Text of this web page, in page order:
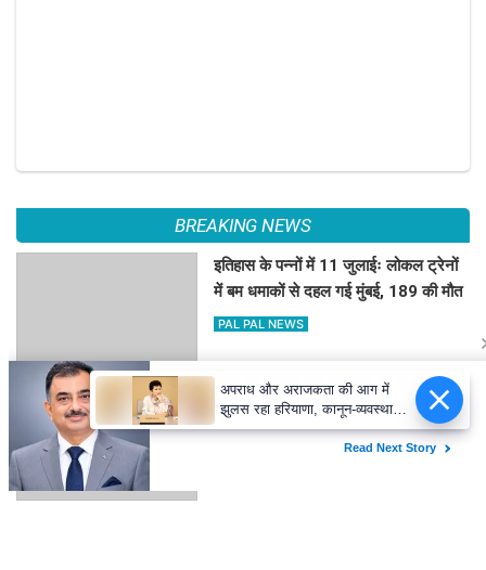
BREAKING NEWS
इतिहास के पन्नों में 11 जुलाईः लोकल ट्रेनों
में बम धमाकों से दहल गई मुंबई, 189 की मौत
PAL PAL NEWS
हिमाचल में कई जगह भारी वर्षा, 14 जुलाई तक
अलर्ट
अपराध और अराजकता की आग में
झुलस रहा हरियाणा, कानून-व्यवस्था
संभालने में सरकार विफल : कुमारी